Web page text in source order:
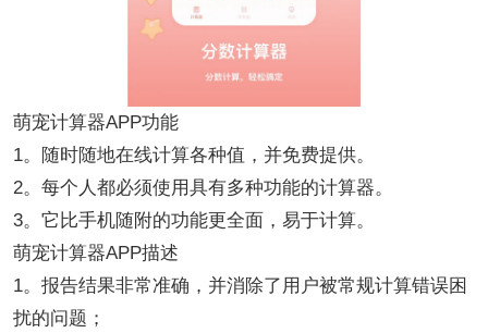
萌宠计算器APP功能
1。随时随地在线计算各种值，并免费提供。
2。每个人都必须使用具有多种功能的计算器。
3。它比手机随附的功能更全面，易于计算。
萌宠计算器APP描述
1。报告结果非常准确，并消除了用户被常规计算错误困
扰的问题；